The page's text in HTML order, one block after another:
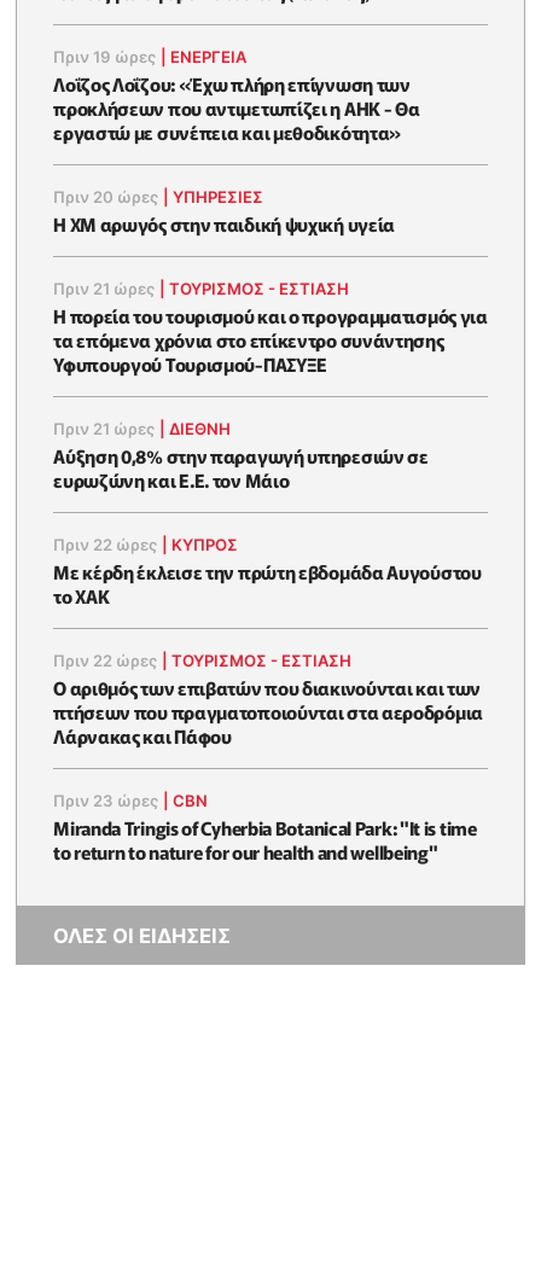
Πριν 19 ώρες ΕΝΈΡΓΕΙΑ
Λοΐζος Λοΐζου: «Έχω πλήρη επίγνωση των
προκλήσεων που αντιμετωπίζει η ΑΗΚ - Θα
εργαστώ με συνέπεια και μεθοδικότητα»
Πριν 20 ώρες |ΥΠΗΡΕΣΙΕΣ
Η XM αρωγός στην παιδική ψυχική υγεία
Πριν 21 ώρες |ΤΟΥΡΙΣΜΟΣ - ΕΣΤΙΑΣΗ
Η πορεία του τουρισμού και ο προγραμματισμός για
τα επόμενα χρόνια στο επίκεντρο συνάντησης
Υφυπουργού Τουρισμού-ΠΑΣΥΞΕ
Πριν 21 ώρες |ΔΙΕΘΝΗ
Αύξηση 0,8% στην παραγωγή υπηρεσιών σε
ευρωζώνη και Ε.Ε. τον Μάιο
Πριν 22 ώρες ΚΥΠΡΟΣ
Με κέρδη έκλεισε την πρώτη εβδομάδα Αυγούστου
το ΧΑΚ
Πριν 22 ώρες |ΤΟΥΡΙΣΜΟΣ - ΕΣΤΙΑΣΗ
Ο αριθμός των επιβατών που διακινούνται και των
πτήσεων που πραγματοποιούνται στα αεροδρόμια
Λάρνακας και Πάφου
Πριν 23 ώρες |CBN
Miranda Tringis of Cyherbia Botanical Park: "It is time
to return to nature for our health and wellbeing"
ΟΛΕΣ ΟΙ ΕΙΔΗΣΕΙΣ